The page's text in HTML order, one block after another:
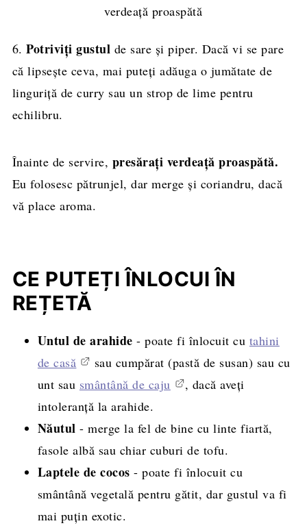
6.Potriviți gustul de sare și piper. Dacă vi se pare
că lipsește ceva, mai puteți adăuga o jumătate de
linguriță de curry sau un strop de lime pentru
echilibru.
Înainte de servire, presărați verdeață proaspătă.
Eu folosesc pătrunjel, dar merge și coriandru, dacă
vă place aroma.
CE PUTEȚI ÎNLOCUI ÎN
REȚETĂ
Untul de arahide - poate fi înlocuit cu tahini
de casă
sau cumpărat (pastă de susan) sau cu
unt sau smântână de caju
, dacă aveți
intoleranță la arahide.
Năutul - merge la fel de bine cu linte fiartă,
fasole albă sau chiar cuburi de tofu.
Laptele de cocos - poate fi înlocuit cu
smântână vegetală pentru gătit, dar gustul va fi
mai puțin exotic.